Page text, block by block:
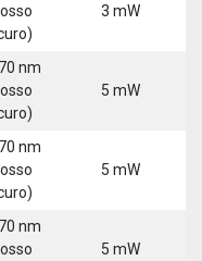
3 mW
nm
5 mW
nm
5 mW
nm
5 mW